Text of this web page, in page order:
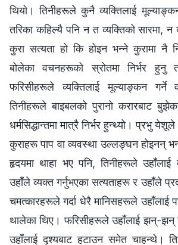
थियो। तिनीहरूले कुनै व्यक्तिलाई मूल्याङ्कन
तरिका कहिल्यै पनि न त व्यक्तिको सारमा, न
कुरा सत्यता हो कि होइन भन्‍ने कुरामा नै
बोलेका वचनहरूको स्रोतमा निर्भर
फरिसीहरूले व्यक्तिलाई मूल्याङ्कन गर्ने
तिनीहरूले बाइबलको पुरानो करारबाट
धर्मसिद्धान्तमा मात्रै निर्भर हुन्थ्यो। प्रभु
कुराहरू पाप वा व्यवस्था उल्लङ्घन होइनन्
हृदयमा थाहा भए पनि, तिनीहरूले उहाँलाई
उहाँले व्यक्त गर्नुभएका सत्यताहरू र उहाँले
चमत्कारहरूले गर्दा धेरै मानिसहरूले उहाँलाई
थालेका थिए। फरिसीहरूले उहाँलाई झन्-झन्
उहाँलाई दृश्यबाट हटाउन समेत चाहन्थे।